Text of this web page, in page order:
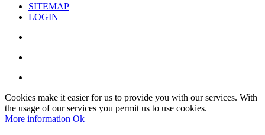
SITEMAP
LOGIN
Cookies make it easier for us to provide you with our services. With
the usage of our services you permit us to use cookies.
More information Ok